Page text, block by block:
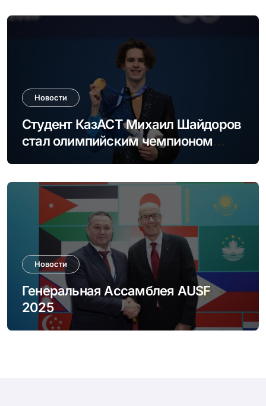
Новости
Студент КазАСТ Михаил Шайдоров
стал олимпийским чемпионом
Milano Cortina 2026
Новости
Генеральная Ассамблея AUSF
2025